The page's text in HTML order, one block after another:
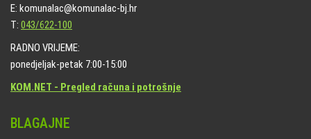
E: komunalac@komunalac-bj.hr
T: 043/622-100
RADNO VRIJEME:
ponedjeljak-petak 7:00-15:00
KOM.NET - Pregled računa i potrošnje
BLAGAJNE